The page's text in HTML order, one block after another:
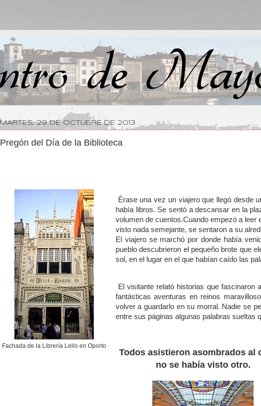
MARTES, 29 DE OCTUBRE DE 2013
Pregón del Día de la Biblioteca
Fachada de la Librería Lello en Oporto
Érase una vez un viajero que llegó desde
había libros. Se sentó a descansar en la
volumen de cuentos.Cuando empezó a leer
visto nada semejante, se sentaron a su
El viajero se marchó por donde había
pueblo descubrieron el pequeño brote que
sol, en el lugar en el que habían caído las
El visitante relató historias que
fantásticas aventuras en reinos
volver a guardarlo en su morral. Nadie se
entre sus páginas algunas palabras sueltas
Todos asistieron asombrados al
no se había visto otro.